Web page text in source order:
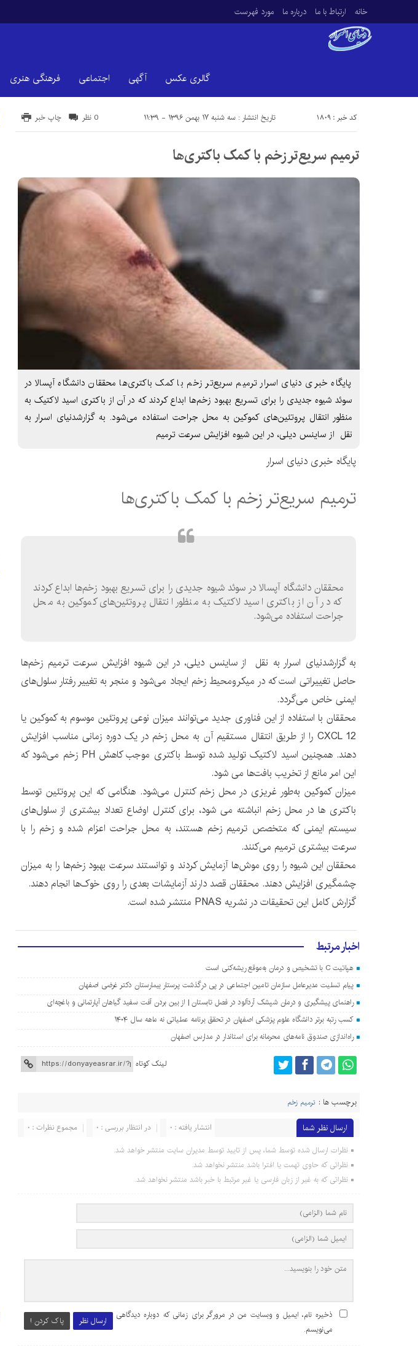
خانه ارتباط با ما درباره ما مورد فهرست
گالری عکس آگهی اجتماعی فرهنگی هنری
تاریخ انتشار : سه شنبه ۱۷ بهمن ۱۳۹۶ - ۱۱:۳۹ کد خبر : 1809 چاپ خبر 0 نظر
ترمیم سریع‌تر زخم با کمک باکتری‌ها
پایگاه خبری دنیای اسرار ترمیم سریع‌تر زخم با کمک باکتری‌ها محققان دانشگاه آپسالا در
سوئد شیوه جدیدی را برای تسریع بهبود زخم‌ها ابداع کردند که در آن از باکتری اسید لاکتیک به
منظور انتقال پروتئین‌های کموکین به محل جراحت استفاده می‌شود. به گزارشدنیای اسرار به
نقل از ساینس دیلی، در این شیوه افزایش سرعت ترمیم
پایگاه خبری دنیای اسرار
ترمیم سریع‌تر زخم با کمک باکتری‌ها
محققان دانشگاه آپسالا در سوئد شیوه جدیدی را برای تسریع بهبود زخم‌ها ابداع کردند
که در آن از باکتری اسید لاکتیک به منظور انتقال پروتئین‌های کموکین به محل
جراحت استفاده می‌شود.
به گزارشدنیای اسرار به نقل از ساینس دیلی، در این شیوه افزایش سرعت ترمیم زخم‌ها
حاصل تغییراتی است که در میکرومحیط زخم ایجاد می‌شود و منجر به تغییر رفتار سلول‌های
ایمنی خاص می‌گردد.
محققان با استفاده از این فناوری جدید می‌توانند میزان نوعی پروتئین موسوم به کموکین یا
CXCL 12 را از طریق انتقال مستقیم آن به محل زخم در یک دوره زمانی مناسب افزایش
دهند. همچنین اسید لاکتیک تولید شده توسط باکتری موجب کاهش PH زخم می‌شود که
این امر مانع از تخریب بافت‌ها می شود.
میزان کموکین به‌طور غریزی در محل زخم کنترل می‌شود. هنگامی که این پروتئین توسط
باکتری ها در محل زخم انباشته می شود، برای کنترل اوضاع تعداد بیشتری از سلول‌های
سیستم ایمنی که متخصص ترمیم زخم هستند، به محل جراحت اعزام شده و زخم را با
سرعت بیشتری ترمیم می‌کنند.
محققان این شیوه را روی موش‌ها آزمایش کردند و توانستند سرعت بهبود زخم‌ها را به میزان
چشمگیری افزایش دهند. محققان قصد دارند آزمایشات بعدی را روی خوک‌ها انجام دهند.
گزارش کامل این تحقیقات در نشریه PNAS منتشر شده است.
اخبار مرتبط
هپاتیت C با تشخیص و درمان به‌موقع ریشه‌کنی است
پیام تسلیت مدیرعامل سازمان تامین اجتماعی در پی درگذشت پرستار بیمارستان دکتر غرضی اصفهان
راهنمای پیشگیری و درمان شپشک آردآلود در فصل تابستان | از بین بردن آفت سفید گیاهان آپارتمانی و باغچه‌ای
کسب رتبه برتر دانشگاه علوم پزشکی اصفهان در تحقق برنامه عملیاتی نه ماهه سال ۱۴۰۴
راه‌اندازی صندوق نامه‌های محرمانه برای استاندار در مدارس اصفهان
لینک کوتاه
برچسب ها : ترمیم زخم
ارسال نظر شما مجموع نظرات : 0 در انتظار بررسی : 0 انتشار یافته : 0
نظرات ارسال شده توسط شما، پس از تایید توسط مدیران سایت منتشر خواهد شد.
نظراتی که حاوی تهمت یا افترا باشد منتشر نخواهد شد.
نظراتی که به غیر از زبان فارسی یا غیر مرتبط با خبر باشد منتشر نخواهد شد.
ارسال نظر پاک کردن !
ذخیره نام، ایمیل و وبسایت من در مرورگر برای زمانی که دوباره دیدگاهی
می‌نویسم.